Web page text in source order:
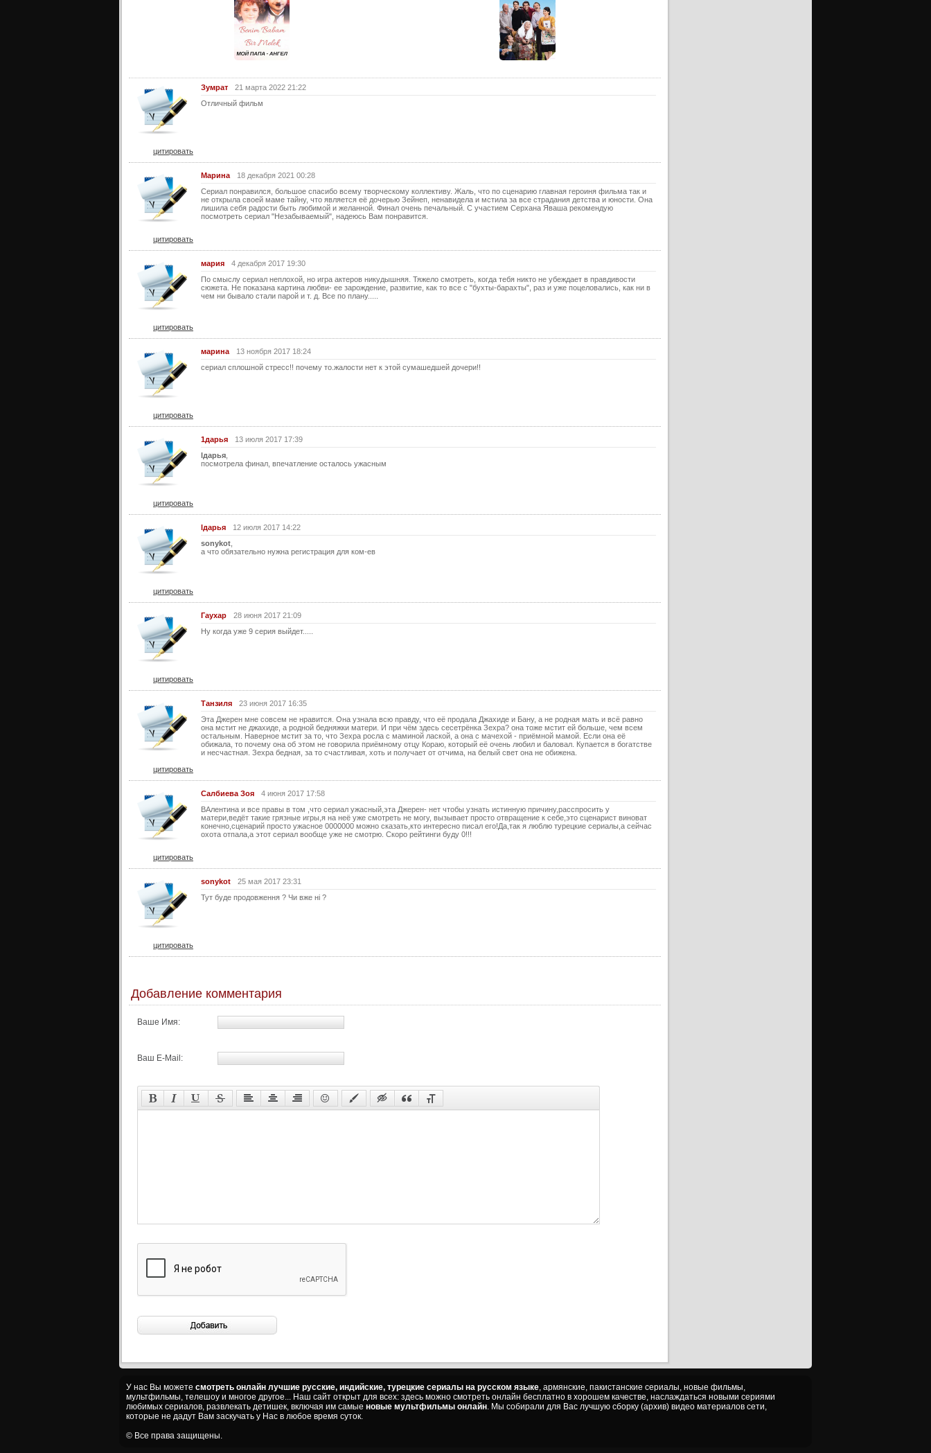
Зумрат
21 марта 2022 21:22
Отличный фильм
цитировать
Марина
18 декабря 2021 00:28
Сериал понравился, большое спасибо всему творческому коллективу. Жаль, что по сценарию главная героиня фильма так и
не открыла своей маме тайну, что является её дочерью Зейнеп, ненавидела и мстила за все страдания детства и юности. Она
лишила себя радости быть любимой и желанной. Финал очень печальный. С участием Серхана Яваша рекомендую
посмотреть сериал "Незабываемый", надеюсь Вам понравится.
цитировать
мария
4 декабря 2017 19:30
По смыслу сериал неплохой, но игра актеров никудышняя. Тяжело смотреть, когда тебя никто не убеждает в правдивости
сюжета. Не показана картина любви- ее зарождение, развитие, как то все с "бухты-барахты", раз и уже поцеловались, как ни в
чем ни бывало стали парой и т. д. Все по плану.....
цитировать
марина
13 ноября 2017 18:24
сериал сплошной стресс!! почему то.жалости нет к этой сумашедшей дочери!!
цитировать
1дарья
13 июля 2017 17:39
lдарья
посмотрела финал, впечатление осталось ужасным
цитировать
lдарья
12 июля 2017 14:22
sonykot
а что обязательно нужна регистрация для ком-ев
цитировать
Гаухар
28 июня 2017 21:09
Ну когда уже 9 серия выйдет.....
цитировать
Танзиля
23 июня 2017 16:35
Эта Джерен мне совсем не нравится. Она узнала всю правду, что её продала Джахиде и Бану, а не родная мать и всё равно
она мстит не джахиде, а родной бедняжки матери. И при чём здесь сесетрёнка Зехра? она тоже мстит ей больше, чем всем
остальным. Наверное мстит за то, что Зехра росла с маминой лаской, а она с мачехой - приёмной мамой. Если она её
обижала, то почему она об этом не говорила приёмному отцу Кораю, который её очень любил и баловал. Купается в богатстве
и несчастная. Зехра бедная, за то счастливая, хоть и получает от отчима, на белый свет она не обижена.
цитировать
Салбиева Зоя
4 июня 2017 17:58
ВАлентина и все правы в том ,что сериал ужасный,эта Джерен- нет чтобы узнать истинную причину,расспросить у
матери,ведёт такие грязные игры,я на неё уже смотреть не могу, вызывает просто отвращение к себе,это сценарист виноват
конечно,сценарий просто ужасное 0000000 можно сказать,кто интересно писал его!Да,так я люблю турецкие сериалы,а сейчас
охота отпала,а этот сериал вообще уже не смотрю. Скоро рейтинги буду 0!!!
цитировать
sonykot
25 мая 2017 23:31
Тут буде продовження ? Чи вже ні ?
цитировать
Добавление комментария
Ваше Имя:
Ваш E-Mail:
У нас Вы можете смотреть онлайн лучшие русские, индийские, турецкие сериалы на русском языке, армянские, пакистанские сериалы, новые фильмы,
мультфильмы, телешоу и многое другое... Наш сайт открыт для всех: здесь можно смотреть онлайн бесплатно в хорошем качестве, наслаждаться новыми сериями
любимых сериалов, развлекать детишек, включая им самые новые мультфильмы онлайн. Мы собирали для Вас лучшую сборку (архив) видео материалов сети,
которые не дадут Вам заскучать у Нас в любое время суток.
© Все права защищены.